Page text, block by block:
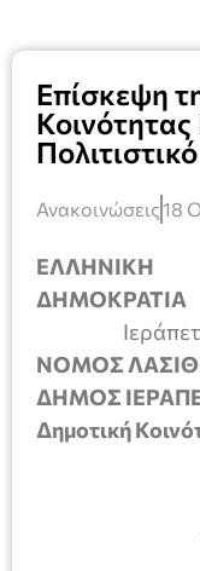
Επίσκεψη
Ανακοινώσεις18
ΕΛΛΗΝΙΚΗ
ΔΗΜΟΚΡΑΤΙΑ
Ιεράπετρα
ΝΟΜΟΣ
ΔΗΜΟΣ
Δημοτική